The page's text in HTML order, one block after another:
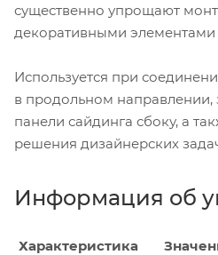
существенно упрощают
декоративными элементами
Используется при
в продольном направлении,
панели сайдинга сбоку, а
решения дизайнерских
Информация об
Характеристика